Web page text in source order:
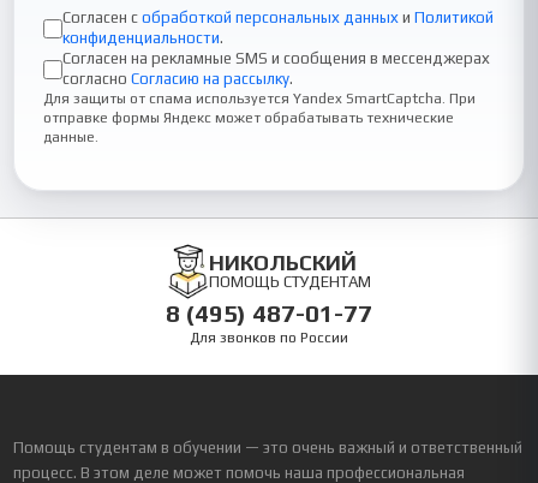
Согласен с обработкой персональных данных и Политикой
конфиденциальности.
Согласен на рекламные SMS и сообщения в мессенджерах
согласно Согласию на рассылку.
Для защиты от спама используется Yandex SmartCaptcha. При
отправке формы Яндекс может обрабатывать технические
данные.
НИКОЛЬСКИЙ
ПОМОЩЬ СТУДЕНТАМ
8 (495) 487-01-77
Для звонков по России
Помощь студентам в обучении — это очень важный и ответственный
процесс. В этом деле может помочь наша профессиональная